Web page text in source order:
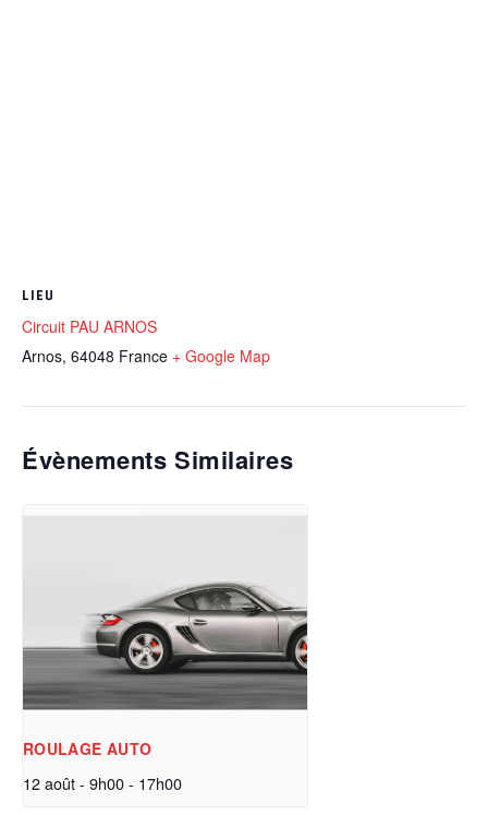
LIEU
Circuit PAU ARNOS
Arnos, 64048 France + Google Map
Évènements Similaires
ROULAGE AUTO
12 août - 9h00- 17h00